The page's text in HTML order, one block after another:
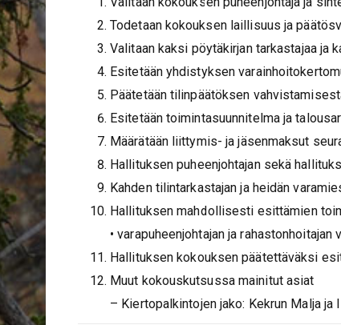
Todetaan kokouksen laillisuus ja
Valitaan kaksi pöytäkirjan tarkastajaa ja
Esitetään yhdistyksen
Päätetään tilinpäätöksen
Esitetään toimintasuunnitelma ja
Määrätään liittymis- ja jäsenmaksut
Hallituksen puheenjohtajan sekä
Kahden tilintarkastajan ja heidän
Hallituksen mahdollisesti esittämien
• varapuheenjohtajan ja rahastonhoitajan
Hallituksen kokouksen päätettäväksi
Muut kokouskutsussa mainitut asiat
– Kiertopalkintojen jako: Kekrun Malja